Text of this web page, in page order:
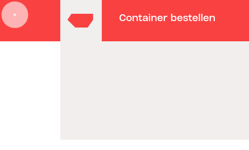
Container bestellen